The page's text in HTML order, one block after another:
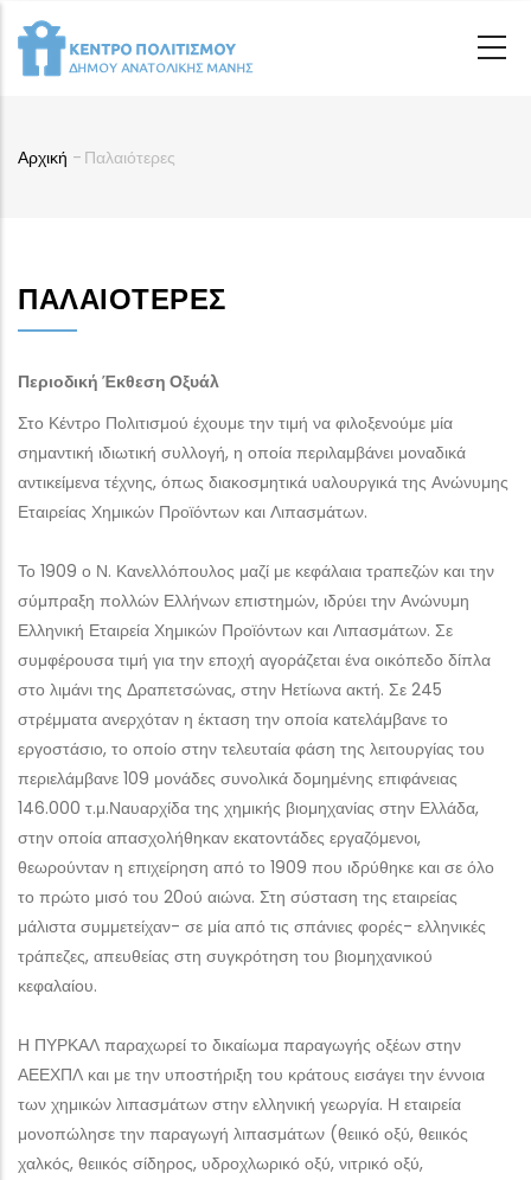
Παράκαμψη
προς
Breadcrumb
Αρχική - Παλαιότερες
ΠΑΛΑΙΌΤΕΡΕΣ
Περιοδική Έκθεση Οξυάλ
Στο Κέντρο Πολιτισμού έχουμε την τιμή να φιλοξενούμε μία
σημαντική ιδιωτική συλλογή, η οποία περιλαμβάνει μοναδικά
αντικείμενα τέχνης, όπως διακοσμητικά υαλουργικά της Ανώνυμης
Εταιρείας Χημικών Προϊόντων και Λιπασμάτων.
Το 1909 ο Ν. Κανελλόπουλος μαζί με κεφάλαια τραπεζών και την
σύμπραξη πολλών Ελλήνων επιστημών, ιδρύει την Ανώνυμη
Ελληνική Εταιρεία Χημικών Προϊόντων και Λιπασμάτων. Σε
συμφέρουσα τιμή για την εποχή αγοράζεται ένα οικόπεδο δίπλα
στο λιμάνι της Δραπετσώνας, στην Ηετίωνα ακτή. Σε 245
στρέμματα ανερχόταν η έκταση την οποία κατελάμβανε το
εργοστάσιο, το οποίο στην τελευταία φάση της λειτουργίας του
περιελάμβανε 109 μονάδες συνολικά δομημένης επιφάνειας
146.000 τ.μ.Ναυαρχίδα της χημικής βιομηχανίας στην Ελλάδα,
στην οποία απασχολήθηκαν εκατοντάδες εργαζόμενοι,
θεωρούνταν η επιχείρηση από το 1909 που ιδρύθηκε και σε όλο
το πρώτο μισό του 20ού αιώνα. Στη σύσταση της εταιρείας
μάλιστα συμμετείχαν- σε μία από τις σπάνιες φορές- ελληνικές
τράπεζες, απευθείας στη συγκρότηση του βιομηχανικού
κεφαλαίου.
Η ΠΥΡΚΑΛ παραχωρεί το δικαίωμα παραγωγής οξέων στην
ΑΕΕΧΠΛ και με την υποστήριξη του κράτους εισάγει την έννοια
των χημικών λιπασμάτων στην ελληνική γεωργία. Η εταιρεία
μονοπώλησε την παραγωγή λιπασμάτων (θειικό οξύ, θειικός
χαλκός, θειικός σίδηρος, υδροχλωρικό οξύ, νιτρικό οξύ,